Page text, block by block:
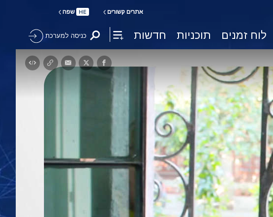
אתרים קשורים HE שפה
לוח זמנים תוכניות חדשות כניסה למערכת